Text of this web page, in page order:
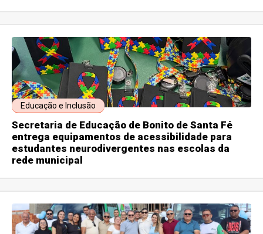
Educação e Inclusão
Secretaria de Educação de Bonito de Santa Fé
entrega equipamentos de acessibilidade para
estudantes neurodivergentes nas escolas da
rede municipal